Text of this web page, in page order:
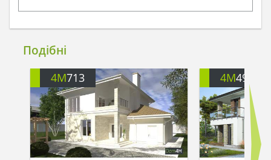
Подібні
4M713 4M499